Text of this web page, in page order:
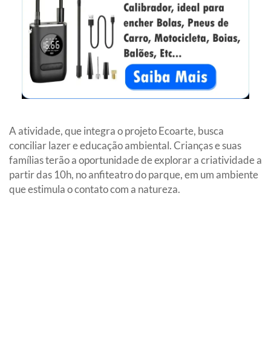
A atividade, que integra o projeto Ecoarte, busca
conciliar lazer e educação ambiental. Crianças e suas
famílias terão a oportunidade de explorar a criatividade a
partir das 10h, no anfiteatro do parque, em um ambiente
que estimula o contato com a natureza.